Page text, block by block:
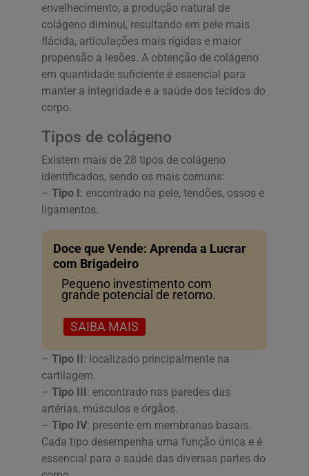
envelhecimento, a produção natural de
colágeno diminui, resultando em pele mais
flácida, articulações mais rígidas e maior
propensão a lesões. A obtenção de colágeno
em quantidade suficiente é essencial para
manter a integridade e a saúde dos tecidos do
corpo.
Tipos de colágeno
Existem mais de 28 tipos de colágeno
identificados, sendo os mais comuns:
– Tipo I: encontrado na pele, tendões, ossos e
ligamentos.
Doce que Vende: Aprenda a Lucrar
com Brigadeiro
Pequeno investimento com
grande potencial de retorno.
SAIBA MAIS
– Tipo II: localizado principalmente na
cartilagem.
– Tipo III: encontrado nas paredes das
artérias, músculos e órgãos.
– Tipo IV: presente em membranas basais.
Cada tipo desempenha uma função única e é
essencial para a saúde das diversas partes do